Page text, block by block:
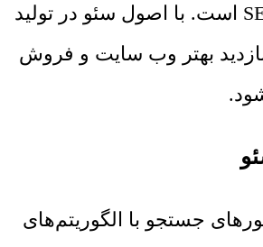
رتبه بالاتر در SERP است. با اصول سئو در تولید
بازدید بهتر وب سایت و فروش
جستجو با الگوریتم‌های